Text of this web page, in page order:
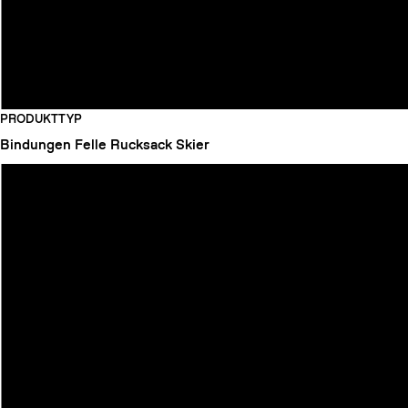
PRODUKTTYP
Bindungen Felle Rucksack Skier